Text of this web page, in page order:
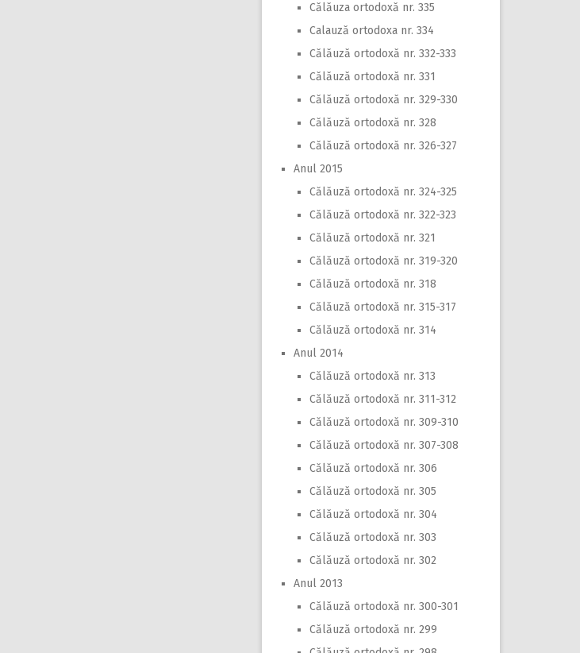
Călăuza ortodoxă nr. 335
Calauză ortodoxa nr. 334
Călăuză ortodoxă nr. 332-333
Călăuză ortodoxă nr. 331
Călăuză ortodoxă nr. 329-330
Călăuză ortodoxă nr. 328
Călăuză ortodoxă nr. 326-327
Anul 2015
Călăuză ortodoxă nr. 324-325
Călăuză ortodoxă nr. 322-323
Călăuză ortodoxă nr. 321
Călăuză ortodoxă nr. 319-320
Călăuză ortodoxă nr. 318
Călăuză ortodoxă nr. 315-317
Călăuză ortodoxă nr. 314
Anul 2014
Călăuză ortodoxă nr. 313
Călăuză ortodoxă nr. 311-312
Călăuză ortodoxă nr. 309-310
Călăuză ortodoxă nr. 307-308
Călăuză ortodoxă nr. 306
Călăuză ortodoxă nr. 305
Călăuză ortodoxă nr. 304
Călăuză ortodoxă nr. 303
Călăuză ortodoxă nr. 302
Anul 2013
Călăuză ortodoxă nr. 300-301
Călăuză ortodoxă nr. 299